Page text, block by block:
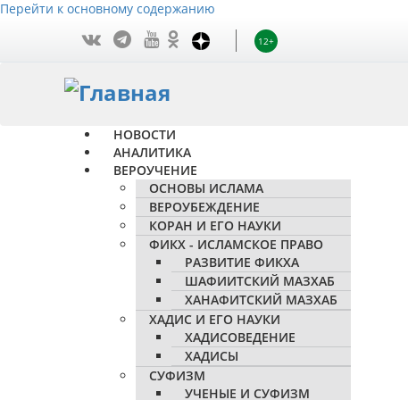
Перейти к основному содержанию
12+
НОВОСТИ
АНАЛИТИКА
ВЕРОУЧЕНИЕ
ОСНОВЫ ИСЛАМА
ВЕРОУБЕЖДЕНИЕ
КОРАН И ЕГО НАУКИ
ФИКХ - ИСЛАМСКОЕ ПРАВО
РАЗВИТИЕ ФИКХА
ШАФИИТСКИЙ МАЗХАБ
ХАНАФИТСКИЙ МАЗХАБ
ХАДИС И ЕГО НАУКИ
ХАДИСОВЕДЕНИЕ
ХАДИСЫ
СУФИЗМ
УЧЕНЫЕ И СУФИЗМ